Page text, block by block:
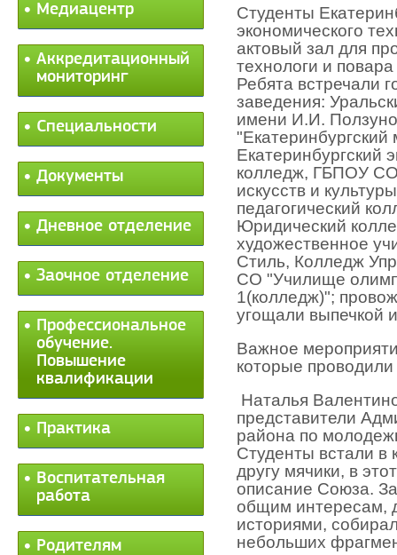
Медиацентр
Аккредитационный
мониторинг
Специальности
Документы
Дневное отделение
Заочное отделение
Профессиональное
обучение.
Повышение
квалификации
Практика
Воспитательная
работа
Родителям
Студенты
экономического
актовый зал для
технологи и
Ребята встречали
заведения:
имени И.И.
Екатеринбургский
колледж, ГБПОУ СО
искусств и
педагогический
Юридический
художественное
Стиль, Колледж
СО "Училище
1(колледж)";
угощали выпечкой
Важное
которые проводили
Наталья
представители
района по
Студенты встали в
другу мячики, в
описание Союза.
общим интересам,
историями,
небольших